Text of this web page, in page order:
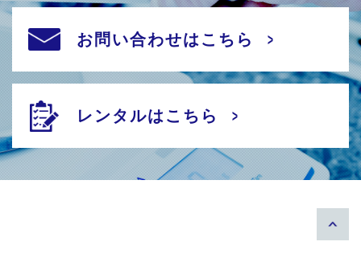
お問い合わせはこちら
レンタルはこちら